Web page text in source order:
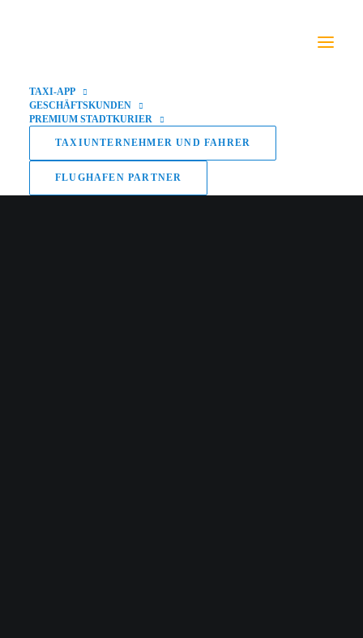
TAXI-APP
GESCHÄFTSKUNDEN
PREMIUM STADTKURIER
TAXIUNTERNEHMER UND FAHRER
FLUGHAFEN PARTNER